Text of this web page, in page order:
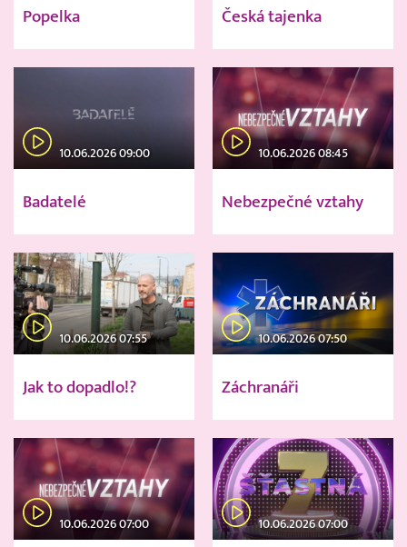
Popelka Česká tajenka
10.06.2026 09:00
Badatelé
10.06.2026 08:45
Nebezpečné vztahy
10.06.2026 07:55
Jak to dopadlo!?
10.06.2026 07:50
Záchranáři
10.06.2026 07:00 10.06.2026 07:00